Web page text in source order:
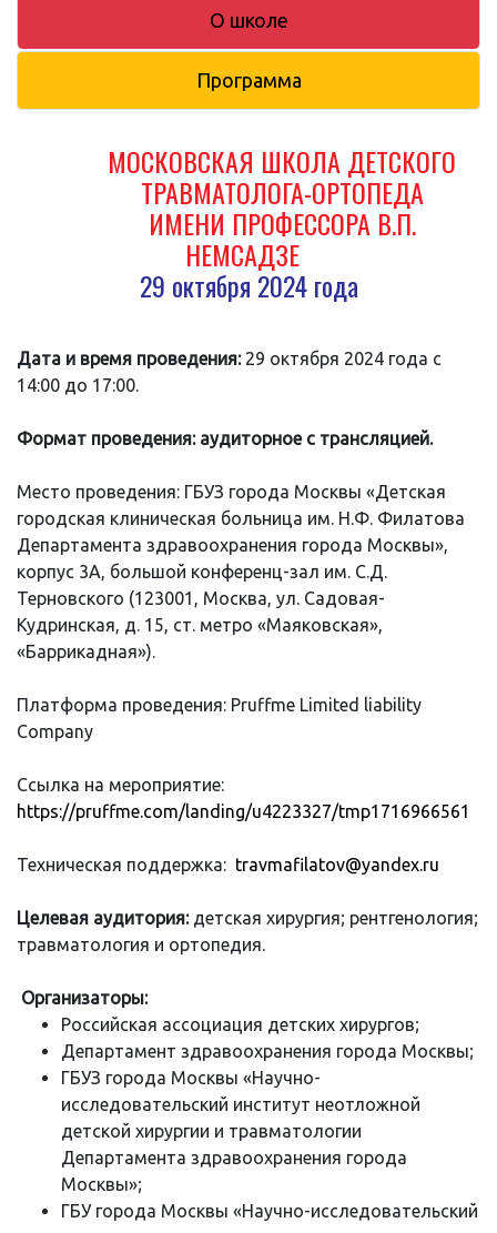
О школе
Программа
МОСКОВСКАЯ ШКОЛА ДЕТСКОГО
ТРАВМАТОЛОГА-ОРТОПЕДА
ИМЕНИ ПРОФЕССОРА В.П.
НЕМСАДЗЕ
29 октября 2024 года
Дата и время проведения:29 октября 2024 года с
14:00 до 17:00.
Формат проведения: аудиторное с трансляцией.
Место проведения: ГБУЗ города Москвы «Детская
городская клиническая больница им. Н.Ф. Филатова
Департамента здравоохранения города Москвы»,
корпус 3А, большой конференц-зал им. С.Д.
Терновского (123001, Москва, ул. Садовая-
Кудринская, д. 15, ст. метро «Маяковская»,
«Баррикадная»).
Платформа проведения: Pruffme Limited liability
Company
Ссылка на мероприятие:
https://pruffme.com/landing/u4223327/tmp1716966561
Техническая поддержка: travmafilatov@yandex.ru
Целевая аудитория: детская хирургия; рентгенология;
травматология и ортопедия.
Организаторы:
Российская ассоциация детских хирургов;
Департамент здравоохранения города Москвы;
ГБУЗ города Москвы «Научно-
исследовательский институт неотложной
детской хирургии и травматологии
Департамента здравоохранения города
Москвы»;
ГБУ города Москвы «Научно-исследовательский